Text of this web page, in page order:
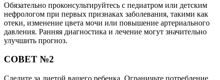
Обязательно проконсультируйтесь с педиатром или детским
нефрологом при первых признаках заболевания, такими как
отеки, изменение цвета мочи или повышение артериального
давления. Ранняя диагностика и лечение могут значительно
улучшить прогноз.
СОВЕТ №2
Следите за диетой вашего ребенка. Ограничьте потребление